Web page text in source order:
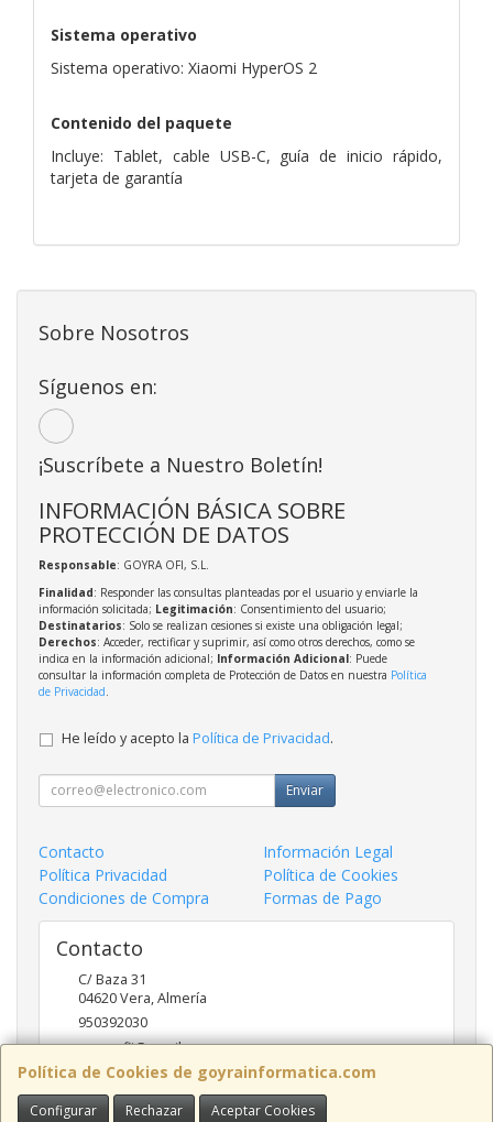
Sistema operativo
Sistema operativo: Xiaomi HyperOS 2
Contenido del paquete
Incluye: Tablet, cable USB-C, guía de inicio rápido,
tarjeta de garantía
Política de Cookies de goyrainformatica.com
Configurar Rechazar Aceptar Cookies
Sobre Nosotros
Síguenos en:
¡Suscríbete a Nuestro Boletín!
INFORMACIÓN BÁSICA SOBRE
PROTECCIÓN DE DATOS
Responsable: GOYRA OFI, S.L.
Finalidad: Responder las consultas planteadas por el usuario y enviarle la
información solicitada; Legitimación: Consentimiento del usuario;
Destinatarios: Solo se realizan cesiones si existe una obligación legal;
Derechos: Acceder, rectificar y suprimir, así como otros derechos, como se
indica en la información adicional; Información Adicional: Puede
consultar la información completa de Protección de Datos en nuestra Política
de Privacidad
He leído y acepto la Política de Privacidad.
Enviar
Contacto
Información Legal
Política Privacidad
Política de Cookies
Condiciones de Compra
Formas de Pago
Contacto
C/ Baza 31
04620Vera,Almería
950392030
goyraofii@gmail.com